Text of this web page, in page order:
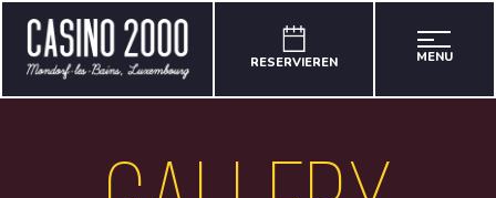
RESERVIEREN MENU